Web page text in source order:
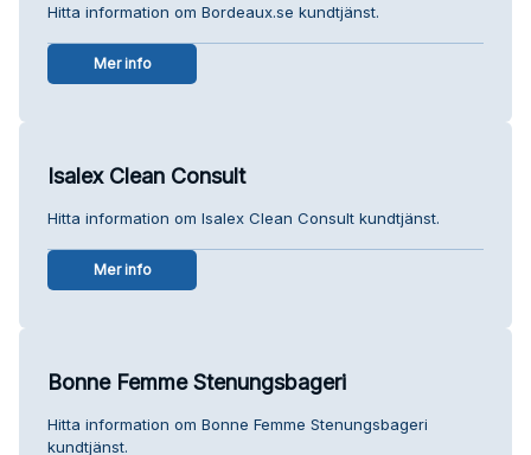
Hitta information om Bordeaux.se kundtjänst.
Mer info
Isalex Clean Consult
Hitta information om Isalex Clean Consult kundtjänst.
Mer info
Bonne Femme Stenungsbageri
Hitta information om Bonne Femme Stenungsbageri
kundtjänst.